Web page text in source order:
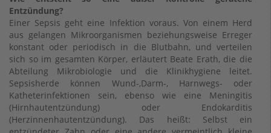
Entzündung?
Einer Sepsis geht eine Infektion voraus. Von einem Herd
aus gelangen Mikroorganismen beziehungsweise Erreger
konstant oder periodisch in die Blutbahn, und verteilen
sich so im gesamten Körper, erläutert Beate Erath, die die
Abteilung Mikrobiologie und die Klinikhygiene leitet.
Sepsisherde können Wund-,Darm-, Harnwegs- oder
Katheterinfektionen sein, ebenso wie eine Meningitis
(Hirnhautentzündung) oder Endokarditis
(Herzinnenhautentzündung). Das heißt: Selbst ein